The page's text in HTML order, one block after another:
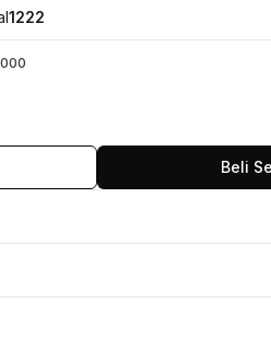
1222
Beli